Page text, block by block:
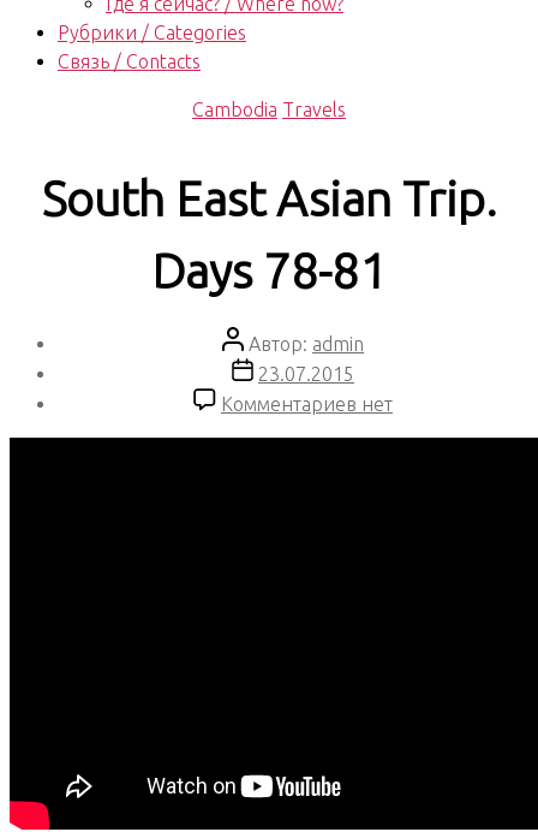
Рубрики / Categories
Связь / Contacts
Рубрики
Cambodia Travels
South East Asian Trip.
Days 78-81
Автор
записи
Автор: admin
Дата
записи
23.07.2015
Комментариев кнет